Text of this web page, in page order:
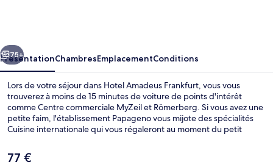
Suivant
75+
PrésentationChambresEmplacementConditions
Lors de votre séjour dans Hotel Amadeus Frankfurt, vous vous
trouverez à moins de 15 minutes de voiture de points d'intérêt
comme Centre commerciale MyZeil et Römerberg. Si vous avez une
petite faim, l'établissement Papageno vous mijote des spécialités
Cuisine internationale qui vous régaleront au moment du petit
hébergement figurent un bar / salon et une terrasse.
L'hébergement se situe à une très courte distance à pied des
Le
77 €